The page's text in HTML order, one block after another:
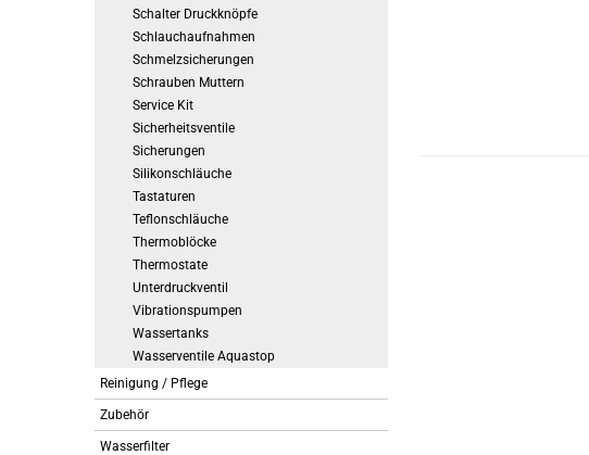
Schalter Druckknöpfe
Schlauchaufnahmen
Schmelzsicherungen
Schrauben Muttern
Service Kit
Sicherheitsventile
Sicherungen
Silikonschläuche
Tastaturen
Teflonschläuche
Thermoblöcke
Thermostate
Unterdruckventil
Vibrationspumpen
Wassertanks
Wasserventile Aquastop
Reinigung / Pflege
Zubehör
Wasserfilter